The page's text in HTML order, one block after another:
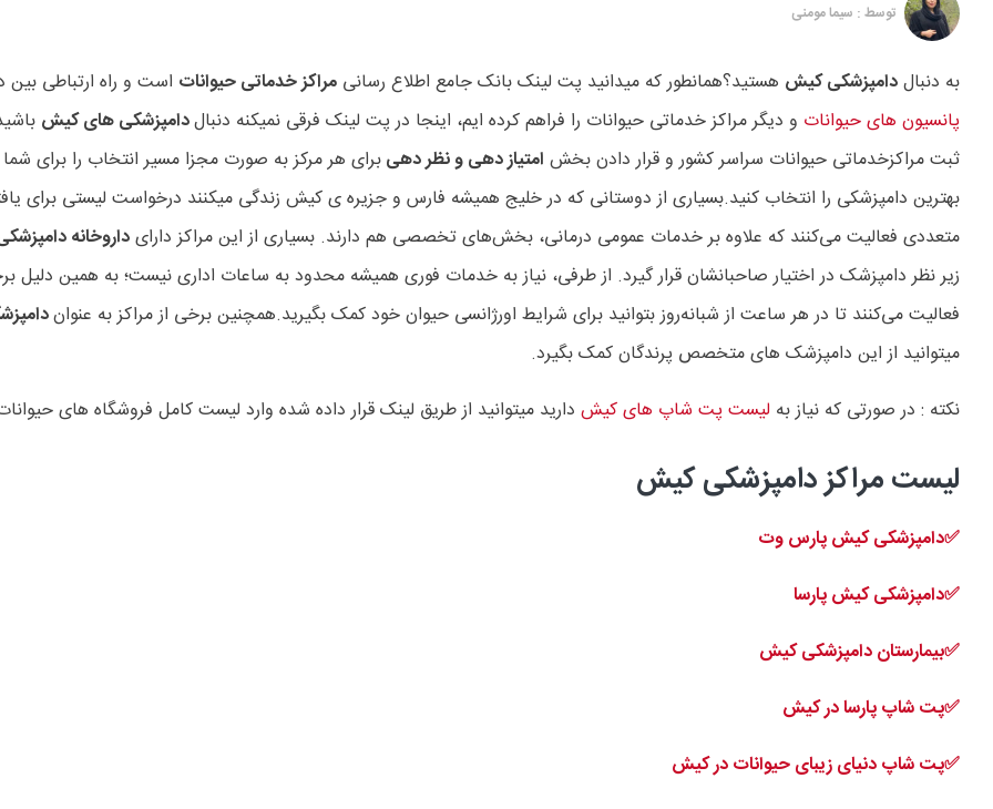
توسط : سیما مومنی
به دنبالدامپزشکی کیش هستید؟همانطور که میدانید پت لینک بانک جامع اطلاع رسانی مراکز خدماتی حیوانات است و راه ارتباطی
پانسیون های حیوانات و دیگر مراکز خدماتی حیوانات را فراهم کرده ایم، اینجا در پت لینک فرقی نمیکنه دنبالدامپزشکی های کیش
ثبت مراکزخدماتی حیوانات سراسر کشور و قرار دادن بخش امتیاز دهی و نظر دهیبرای هر مرکز به صورت مجزا مسیر انتخاب را برای شما
بهترین دامپزشکی را انتخاب کنید.بسیاری از دوستانی که در خلیج همیشه فارس و جزیره ی کیش زندگی میکنند درخواست لیستی برای
متعددی فعالیت می‌کنند که علاوه بر خدمات عمومی درمانی، بخش‌های تخصصی هم دارند. بسیاری از این مراکز دارایداروخانه
زیر نظر دامپزشک در اختیار صاحبانشان قرار گیرد. از طرفی، نیاز به خدمات فوری همیشه محدود به ساعات اداری نیست؛ به همین دلیل
فعالیت می‌کنند تا در هر ساعت از شبانه‌روز بتوانید برای شرایط اورژانسی حیوان خود کمک بگیرید.همچنین برخی از مراکز به عنوان
میتوانید از این دامپزشک های متخصص پرندگان کمک بگیرد.
نکته : در صورتی که نیاز به لیست پت شاپ های کیش دارید میتوانید از طریق لینک قرار داده شده وارد لیست کامل فروشگاه های
لیست مراکز دامپزشکی کیش
✅دامپزشکی کیش پارس وت
✅دامپزشکی کیش پارسا
✅بیمارستان دامپزشکی کیش
✅پت شاپ پارسا در کیش
✅پت شاپ دنیای زیبای حیوانات در کیش